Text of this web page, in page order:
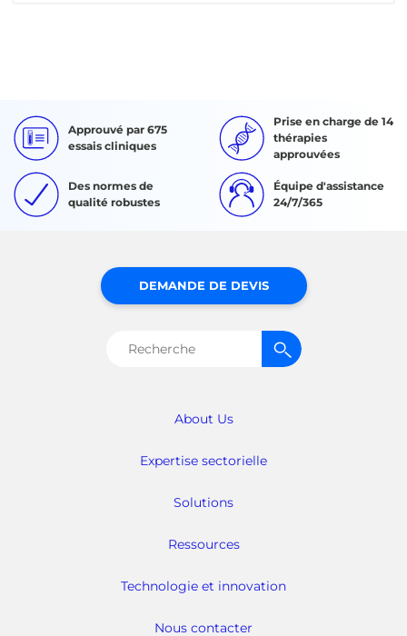
Approuvé par 675
essais cliniques
Prise en charge de 14
thérapies
approuvées
Des normes de
qualité robustes
Équipe d'assistance
24/7/365
About Us
Expertise sectorielle
Solutions
Ressources
Technologie et innovation
Nous contacter
DEMANDE DE DEVIS
Rechercher :